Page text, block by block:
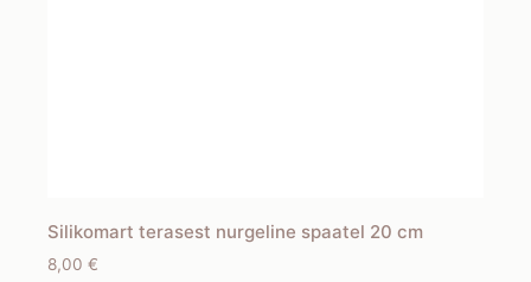
Silikomart terasest nurgeline spaatel 20 cm
8,00 €